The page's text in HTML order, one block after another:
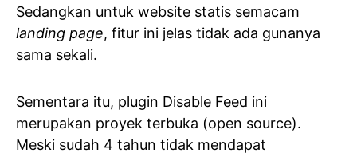
Sedangkan untuk website statis semacam
landing page, fitur ini jelas tidak ada gunanya
sama sekali.
Sementara itu, plugin Disable Feed ini
merupakan proyek terbuka (open source).
Meski sudah 4 tahun tidak mendapat